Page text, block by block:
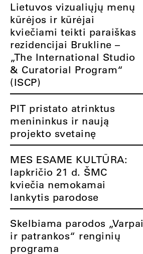
Lietuvos vizualiųjų menų
kūrėjos ir kūrėjai
kviečiami teikti paraiškas
rezidencijai Brukline –
„The International Studio
& Curatorial Program“
(ISCP)
PIT pristato atrinktus
menininkus ir naują
projekto svetainę
MES ESAME KULTŪRA:
lapkričio 21 d. ŠMC
kviečia nemokamai
lankytis parodose
Skelbiama parodos „Varpai
ir patrankos“ renginių
programa